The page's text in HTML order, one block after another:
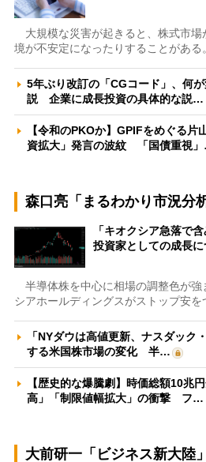
大規模な災害が起きると、株式市場
境が不安定になったりすることがある
5年ぶり改訂の「CGコード」、何
説 企業に成長投資の具体的な説…
【令和のPKOか】GPIFをめぐる片
資拡大」発言の波紋 「国債重視
森口亮「まるわかり市況分析
「キオクシア急落で
投資家としての成長
半導体株を中心に相場の調整色が強
シアホールディングスがストップ安を
「NYダウは高値更新、ナスダック
する米国株市場の変化 半…
【歴史的な爆騰劇】時価総額10兆
高」「制限値幅拡大」の衝撃 フ…
大前研一「ビジネス新大陸